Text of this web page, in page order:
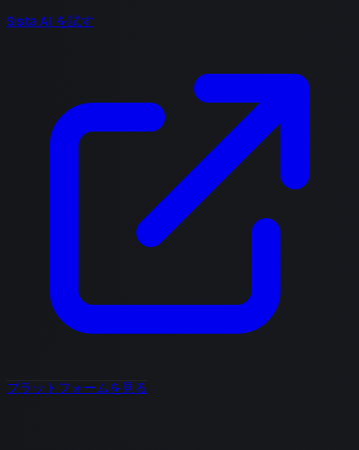
Sista AI を試す
プラットフォームを見る